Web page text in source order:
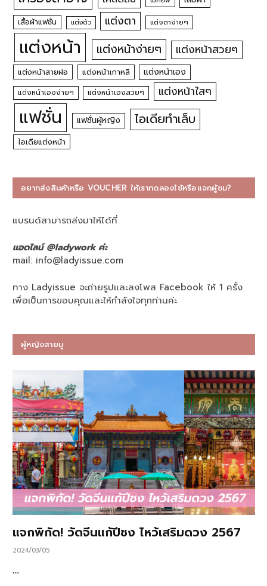
เสื้อผ้าแฟชั่น แต่งตัว แต่งตา แต่งตาง่ายๆ
แต่งหน้า แต่งหน้าง่ายๆ แต่งหน้าสวยๆ
แต่งหน้าสายฝอ แต่งหน้าเกาหลี แต่งหน้าเอง
แต่งหน้าเองง่ายๆ แต่งหน้าเองสวยๆ แต่งหน้าใสๆ
แฟชั่น แฟชั่นผู้หญิง ไอเดียทำเล็บ
ไอเดียแต่งหน้า
อยากส่งสินค้าหรือ VOUCHER ให้เราทดลองใช้หรือแจกผู้ชม?
แบรนด์สามารถส่งมาให้ได้ที่
แอดไลน์ @ladywork ค่ะ
mail: info@ladyissue.com
ทาง Ladyissue จะถ่ายรูปและลงโพส Facebook ให้ 1 ครั้ง
เพื่อเป็นการขอบคุณและให้กำลังใจทุกท่านค่ะ
ผู้หญิงสายมู
แจกพิกัด! วัดจีนแก้ปีชง ไหว้เสริมดวง 2567
2024/03/05
…